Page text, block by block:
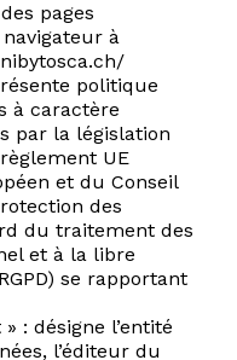
pages
à
politique
à caractère
par la législation
UE
et du Conseil
des
du traitement des
et à la libre
se rapportant
: désigne l’entité
l’éditeur du